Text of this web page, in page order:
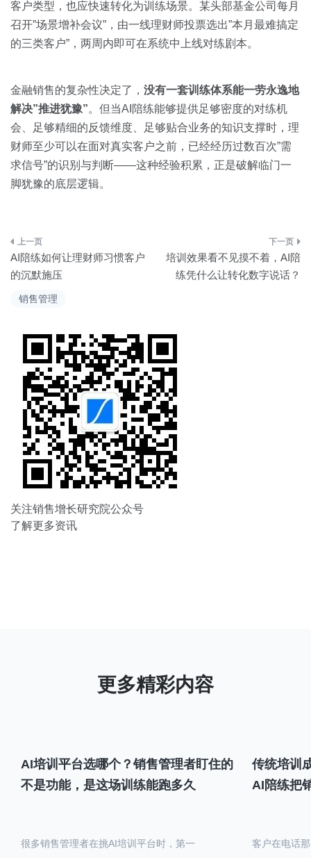
销售管理
客户类型，也应快速转化为训练场景。某头部基金公司每月
召开”场景增补会议”，由一线理财师投票选出”本月最难搞定
的三类客户”，两周内即可在系统中上线对练剧本。
金融销售的复杂性决定了， 没有一套训练体系能一劳永逸地
解决”推进犹豫”。但当AI陪练能够提供足够密度的对练机
会、足够精细的反馈维度、足够贴合业务的知识支撑时，理
财师至少可以在面对真实客户之前，已经经历过数百次”需
求信号”的识别与判断——这种经验积累，正是破解临门一
脚犹豫的底层逻辑。
文
章
导
航
AI陪练如何让理财师习惯客户
的沉默施压
培训效果看不见摸不着，AI陪
练凭什么让转化数字说话？
关注销售增长研究院公众号
了解更多资讯
AI培训平台选哪个？销售管理者盯住的
不是功能，是这场训练能跑多久
很多销售管理者在挑AI培训平台时，第一
传统培训
AI陪练把
客户在电话